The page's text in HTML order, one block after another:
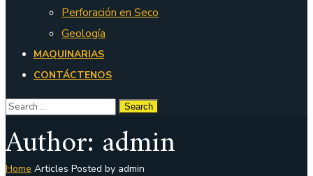
Perforación en Seco
Geología
MAQUINARIAS
CONTÁCTENOS
Author: admin
Home Articles Posted by admin